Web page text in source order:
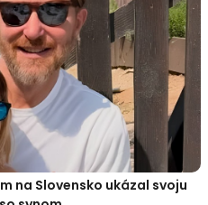
na Slovensko ukázal svoju